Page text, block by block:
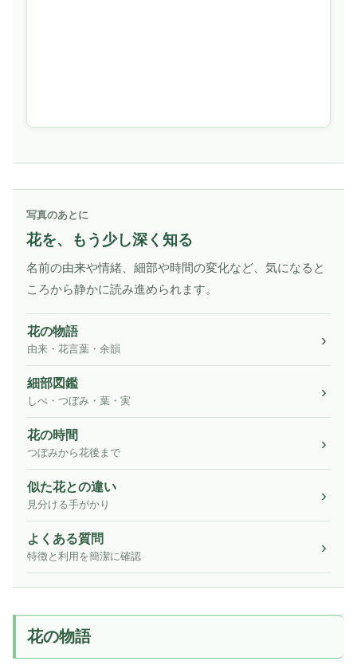
写真のあとに
花を、もう少し深く知る
名前の由来や情緒、細部や時間の変化など、気になると
ころから静かに読み進められます。
花の物語
由来・花言葉・余韻
細部図鑑
しべ・つぼみ・葉・実
花の時間
つぼみから花後まで
似た花との違い
見分ける手がかり
よくある質問
特徴と利用を簡潔に確認
花の物語